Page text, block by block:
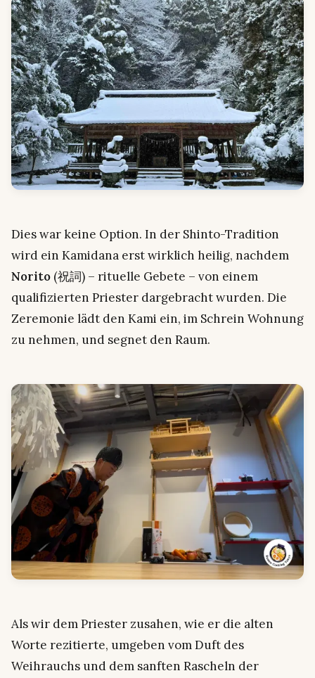
Dies war keine Option. In der Shinto-Tradition
wird ein Kamidana erst wirklich heilig, nachdem
Norito (祝詞) – rituelle Gebete – von einem
qualifizierten Priester dargebracht wurden. Die
Zeremonie lädt den Kami ein, im Schrein Wohnung
zu nehmen, und segnet den Raum.
Als wir dem Priester zusahen, wie er die alten
Worte rezitierte, umgeben vom Duft des
Weihrauchs und dem sanften Rascheln der